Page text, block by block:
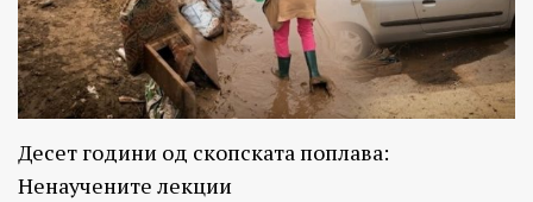
Десет години од скопската поплава:
Ненаучените лекции